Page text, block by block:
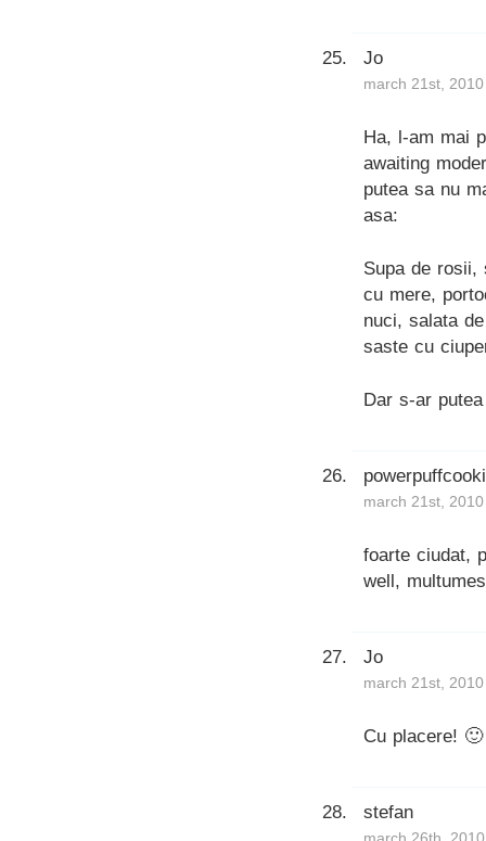
Jo
march 21st,
Ha, l-am mai
awaiting
putea sa nu
asa:
Supa de rosii,
cu mere,
nuci, salata
saste cu
Dar s-ar
march 21st,
foarte ciudat,
well,
Jo
march 21st,
Cu placere! 🙂
stefan